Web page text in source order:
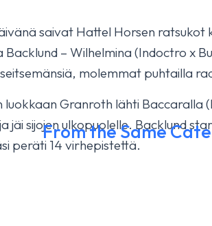
saivat Hattel Horsen ratsukot
– Wilhelmina (Indoctro x
molemmat puhtailla
Granroth lähti Baccaralla
jäi sijojen ulkopuolelle. Backlund
peräti 14 virhepistettä.
From the Same